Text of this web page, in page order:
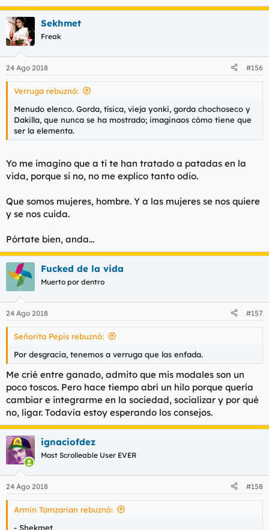
Sekhmet
Freak
24 Ago 2018 #156
Verruga rebuznó:
Menudo elenco. Gorda, tísica, vieja yonki, gorda chochoseco y
Dakilla, que nunca se ha mostrado; imaginaos cómo tiene que
ser la elementa.
Yo me imagino que a ti te han tratado a patadas en la
vida, porque si no, no me explico tanto odio.
Que somos mujeres, hombre. Y a las mujeres se nos quiere
y se nos cuida.
Pórtate bien, anda...
Fucked de la vida
Muerto por dentro
24 Ago 2018 #157
Señorita Pepis rebuznó:
Por desgracia, tenemos a verruga que las enfada.
Me crié entre ganado, admito que mis modales son un
poco toscos. Pero hace tiempo abrí un hilo porque quería
cambiar e integrarme en la sociedad, socializar y por qué
no, ligar. Todavía estoy esperando los consejos.
ignaciofdez
Most Scrolleable User EVER
24 Ago 2018 #158
Armin Tamzarian rebuznó:
- Shekmet